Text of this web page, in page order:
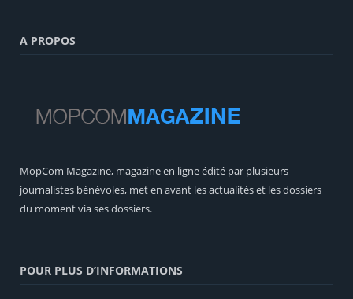
A PROPOS
MopCom Magazine, magazine en ligne édité par plusieurs
journalistes bénévoles, met en avant les actualités et les dossiers
du moment via ses dossiers.
POUR PLUS D’INFORMATIONS